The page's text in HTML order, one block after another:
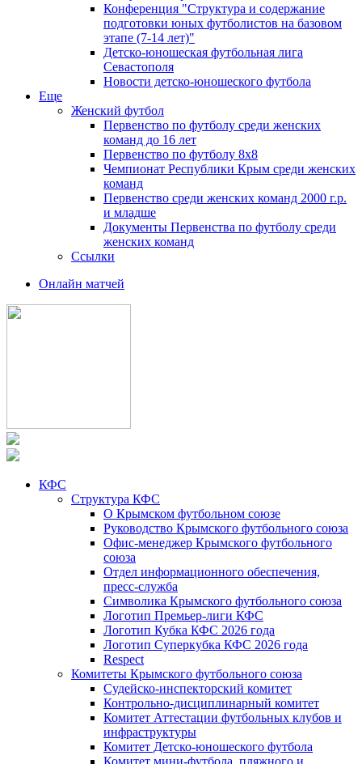
Конференция "Структура и содержание
подготовки юных футболистов на базовом
этапе (7-14 лет)"
Детско-юношеская футбольная лига
Севастополя
Новости детско-юношеского футбола
Еще
Женский футбол
Первенство по футболу среди женских
команд до 16 лет
Первенство по футболу 8х8
Чемпионат Республики Крым среди женских
команд
Первенство среди женских команд 2000 г.р.
и младше
Документы Первенства по футболу среди
женских команд
Ссылки
Онлайн матчей
КФС
Структура КФС
О Крымском футбольном союзе
Руководство Крымского футбольного союза
Офис-менеджер Крымского футбольного
союза
Отдел информационного обеспечения,
пресс-служба
Символика Крымского футбольного союза
Логотип Премьер-лиги КФС
Логотип Кубка КФС 2026 года
Логотип Суперкубка КФС 2026 года
Respect
Комитеты Крымского футбольного союза
Судейско-инспекторский комитет
Контрольно-дисциплинарный комитет
Комитет Аттестации футбольных клубов и
инфраструктуры
Комитет Детско-юношеского футбола
Комитет мини-футбола, пляжного и